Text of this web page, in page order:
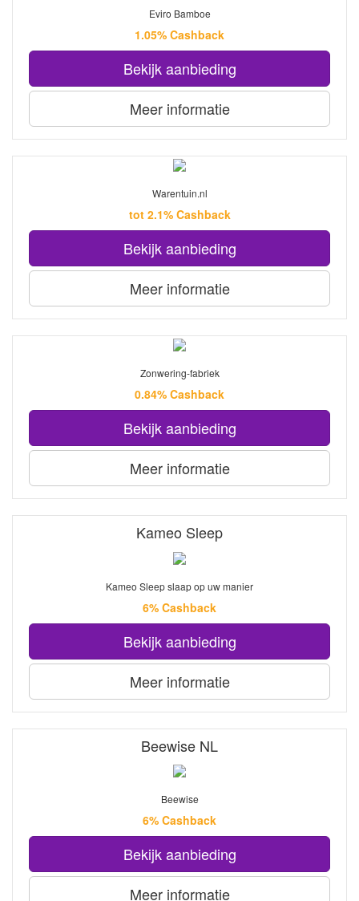
Eviro Bamboe
1.05% Cashback
Bekijk aanbieding
Meer informatie
Warentuin.nl
tot 2.1% Cashback
Bekijk aanbieding
Meer informatie
Zonwering-fabriek
0.84% Cashback
Bekijk aanbieding
Meer informatie
Kameo Sleep
Kameo Sleep slaap op uw manier
6% Cashback
Bekijk aanbieding
Meer informatie
Beewise NL
Beewise
6% Cashback
Bekijk aanbieding
Meer informatie